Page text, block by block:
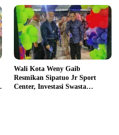
Wali Kota Weny Gaib
Resmikan Sipatuo Jr Sport
Center, Investasi Swasta